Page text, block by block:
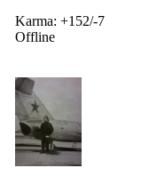
Karma: +152/-7
Offline